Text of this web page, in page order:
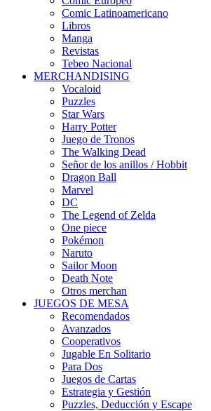
Comic Latinoamericano
Libros
Manga
Revistas
Tebeo Nacional
MERCHANDISING
Vocaloid
Puzzles
Star Wars
Harry Potter
Juego de Tronos
The Walking Dead
Señor de los anillos / Hobbit
Dragon Ball
Marvel
DC
The Legend of Zelda
One piece
Pokémon
Naruto
Sailor Moon
Death Note
Otros merchan
JUEGOS DE MESA
Recomendados
Avanzados
Cooperativos
Jugable En Solitario
Para Dos
Juegos de Cartas
Estrategia y Gestión
Puzzles, Deducción y Escape